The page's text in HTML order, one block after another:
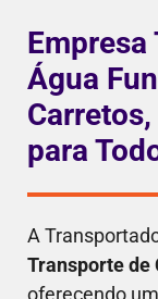
Água
para
A
Transporte de